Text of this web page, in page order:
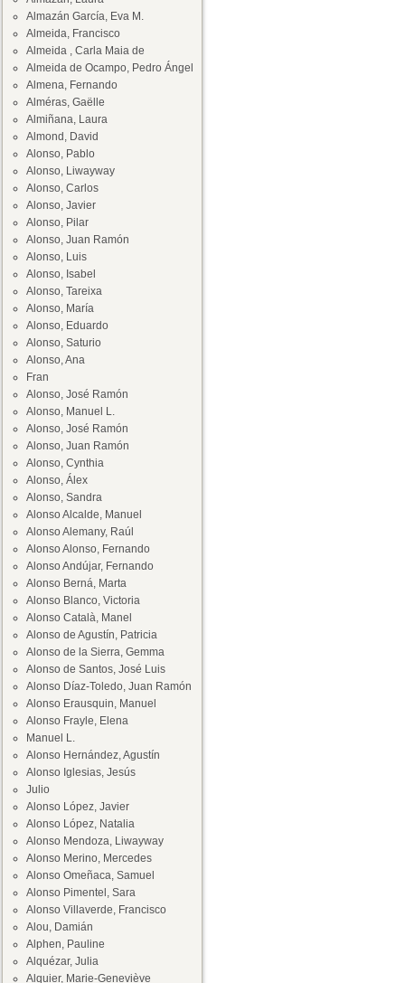
Almazán García, Eva M.
Almeida, Francisco
Almeida , Carla Maia de
Almeida de Ocampo, Pedro Ángel
Almena, Fernando
Alméras, Gaëlle
Almiñana, Laura
Almond, David
Alonso, Pablo
Alonso, Liwayway
Alonso, Carlos
Alonso, Javier
Alonso, Pilar
Alonso, Juan Ramón
Alonso, Luis
Alonso, Isabel
Alonso, Tareixa
Alonso, María
Alonso, Eduardo
Alonso, Saturio
Alonso, Ana
Fran
Alonso, José Ramón
Alonso, Manuel L.
Alonso, José Ramón
Alonso, Juan Ramón
Alonso, Cynthia
Alonso, Álex
Alonso, Sandra
Alonso Alcalde, Manuel
Alonso Alemany, Raúl
Alonso Alonso, Fernando
Alonso Andújar, Fernando
Alonso Berná, Marta
Alonso Blanco, Victoria
Alonso Català, Manel
Alonso de Agustín, Patricia
Alonso de la Sierra, Gemma
Alonso de Santos, José Luis
Alonso Díaz-Toledo, Juan Ramón
Alonso Erausquin, Manuel
Alonso Frayle, Elena
Manuel L.
Alonso Hernández, Agustín
Alonso Iglesias, Jesús
Julio
Alonso López, Javier
Alonso López, Natalia
Alonso Mendoza, Liwayway
Alonso Merino, Mercedes
Alonso Omeñaca, Samuel
Alonso Pimentel, Sara
Alonso Villaverde, Francisco
Alou, Damián
Alphen, Pauline
Alquézar, Julia
Alquier, Marie-Geneviève